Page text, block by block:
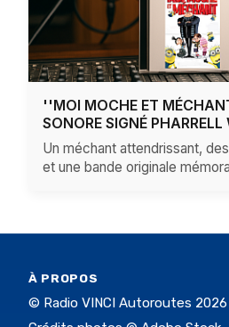
''MOI MOCHE ET
SONORE SIGNÉ
Un méchant attendrissant,
et une bande originale
À PROPOS
© Radio VINCI Autoroutes 2026